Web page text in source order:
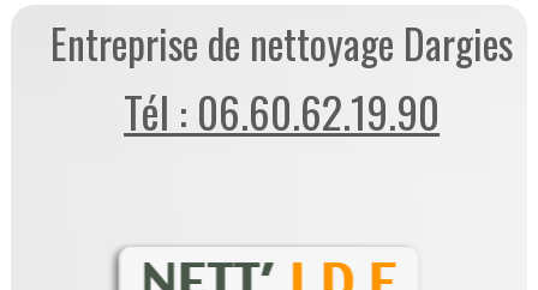
Entreprise de nettoyage Dargies
Tél : 06.60.62.19.90